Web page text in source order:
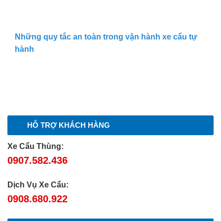
HỖ TRỢ KHÁCH HÀNG
Xe Cẩu Thùng:
0907.582.436
Dịch Vụ Xe Cẩu:
0908.680.922
Những quy tắc an toàn trong vận hành xe cẩu tự
hành